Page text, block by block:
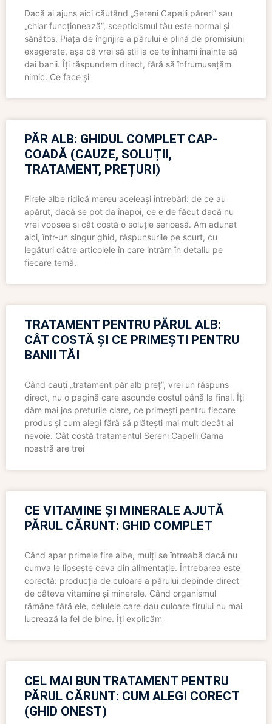
Dacă ai ajuns aici căutând „Sereni Capelli păreri” sau
„chiar funcționează”, scepticismul tău este normal și
sănătos. Piața de îngrijire a părului e plină de promisiuni
exagerate, așa că vrei să știi la ce te înhami înainte să
dai banii. Îți răspundem direct, fără să înfrumusețăm
nimic. Ce face și
PĂR ALB: GHIDUL COMPLET CAP-
COADĂ (CAUZE, SOLUȚII,
TRATAMENT, PREȚURI)
Firele albe ridică mereu aceleași întrebări: de ce au
apărut, dacă se pot da înapoi, ce e de făcut dacă nu
vrei vopsea și cât costă o soluție serioasă. Am adunat
aici, într-un singur ghid, răspunsurile pe scurt, cu
legături către articolele în care intrăm în detaliu pe
fiecare temă.
TRATAMENT PENTRU PĂRUL ALB:
CÂT COSTĂ ȘI CE PRIMEȘTI PENTRU
BANII TĂI
Când cauți „tratament păr alb preț”, vrei un răspuns
direct, nu o pagină care ascunde costul până la final. Îți
dăm mai jos prețurile clare, ce primești pentru fiecare
produs și cum alegi fără să plătești mai mult decât ai
nevoie. Cât costă tratamentul Sereni Capelli Gama
noastră are trei
CE VITAMINE ȘI MINERALE AJUTĂ
PĂRUL CĂRUNT: GHID COMPLET
Când apar primele fire albe, mulți se întreabă dacă nu
cumva le lipsește ceva din alimentație. Întrebarea este
corectă: producția de culoare a părului depinde direct
de câteva vitamine și minerale. Când organismul
rămâne fără ele, celulele care dau culoare firului nu mai
lucrează la fel de bine. Îți explicăm
CEL MAI BUN TRATAMENT PENTRU
PĂRUL CĂRUNT: CUM ALEGI CORECT
(GHID ONEST)